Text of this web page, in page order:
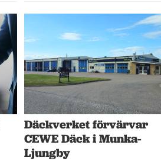
Däckverket förvärvar
CEWE Däck i Munka-
Ljungby